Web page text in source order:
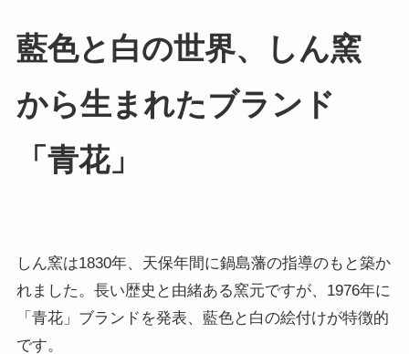
藍色と白の世界、しん窯
から生まれたブランド
「青花」
しん窯は1830年、天保年間に鍋島藩の指導のもと築か
れました。長い歴史と由緒ある窯元ですが、1976年に
「青花」ブランドを発表、藍色と白の絵付けが特徴的
です。